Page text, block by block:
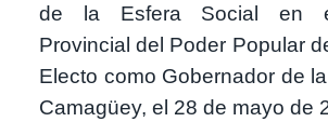
de la Esfera Social en
Provincial del Poder Popular
Electo como Gobernador de
Camagüey, el 28 de mayo de